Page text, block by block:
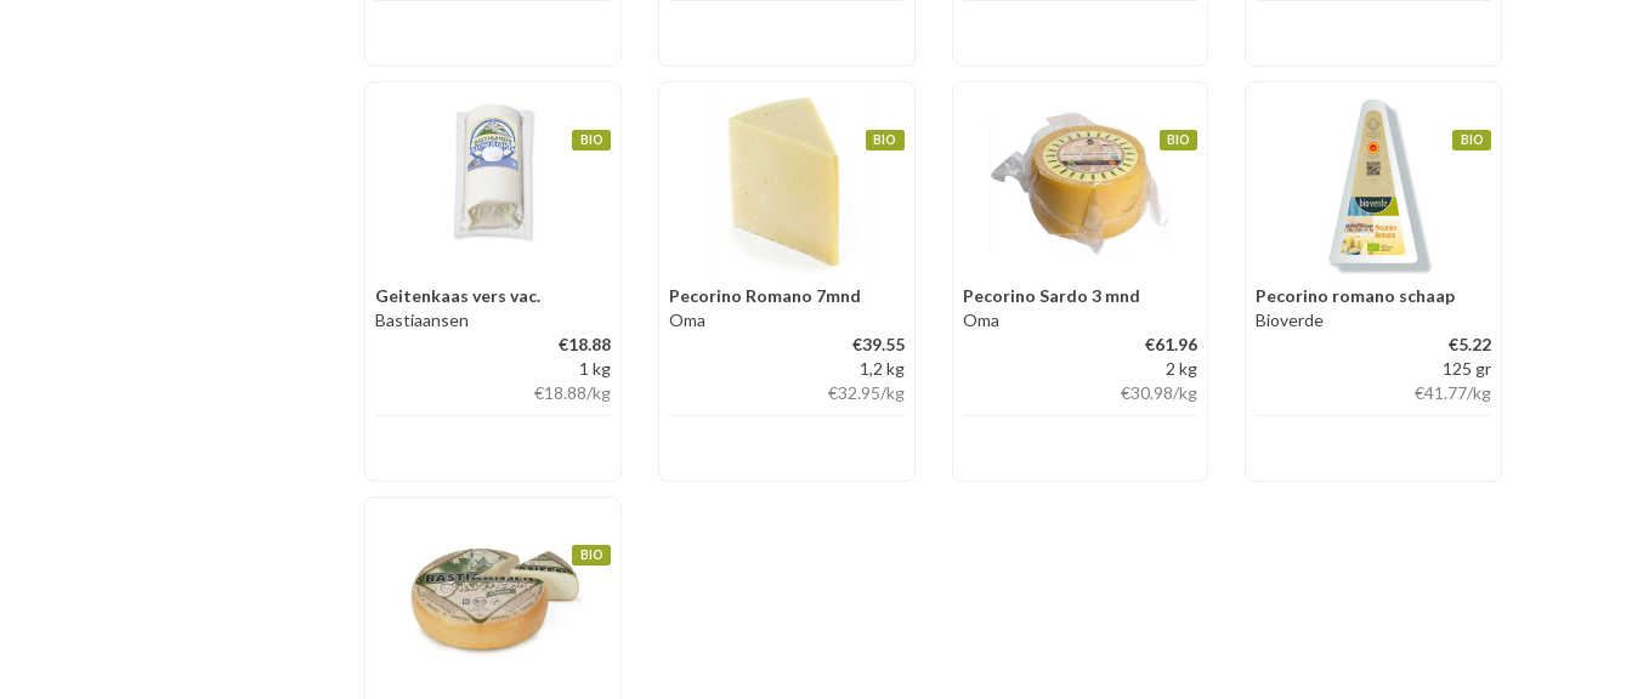
BIO
Geitenkaas vers vac.
Bastiaansen
€18.88
1 kg
€18.88/kg
BIO
Pecorino Romano 7mnd
Oma
€39.55
1,2 kg
€32.95/kg
BIO
Pecorino Sardo 3 mnd
Oma
€61.96
2 kg
€30.98/kg
BIO
Pecorino romano schaap
Bioverde
€5.22
125 gr
€41.77/kg
BIO